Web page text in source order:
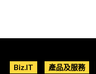
Biz.IT 產品及服務